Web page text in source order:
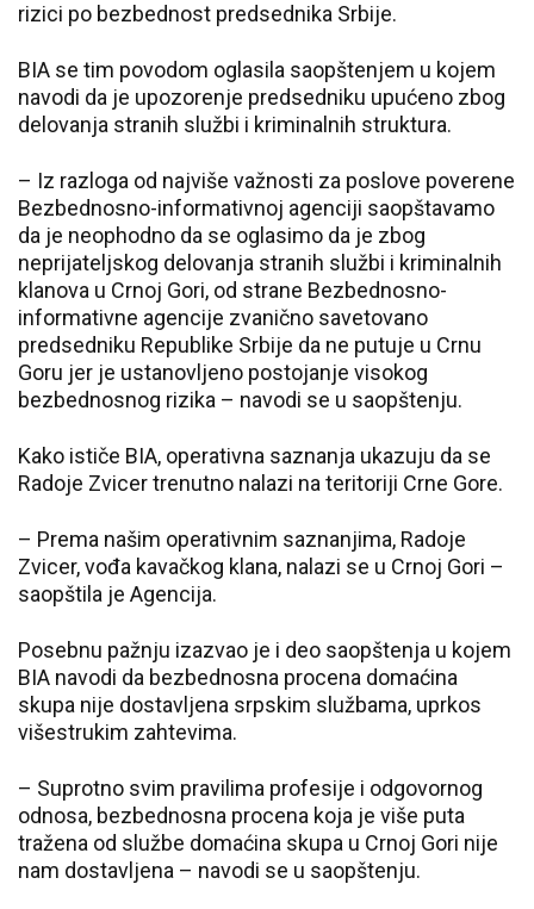
rizici po bezbednost predsednika Srbije.
BIA se tim povodom oglasila saopštenjem u kojem
navodi da je upozorenje predsedniku upućeno zbog
delovanja stranih službi i kriminalnih struktura.
– Iz razloga od najviše važnosti za poslove poverene
Bezbednosno-informativnoj agenciji saopštavamo
da je neophodno da se oglasimo da je zbog
neprijateljskog delovanja stranih službi i kriminalnih
klanova u Crnoj Gori, od strane Bezbednosno-
informativne agencije zvanično savetovano
predsedniku Republike Srbije da ne putuje u Crnu
Goru jer je ustanovljeno postojanje visokog
bezbednosnog rizika – navodi se u saopštenju.
Kako ističe BIA, operativna saznanja ukazuju da se
Radoje Zvicer trenutno nalazi na teritoriji Crne Gore.
– Prema našim operativnim saznanjima, Radoje
Zvicer, vođa kavačkog klana, nalazi se u Crnoj Gori –
saopštila je Agencija.
Posebnu pažnju izazvao je i deo saopštenja u kojem
BIA navodi da bezbednosna procena domaćina
skupa nije dostavljena srpskim službama, uprkos
višestrukim zahtevima.
– Suprotno svim pravilima profesije i odgovornog
odnosa, bezbednosna procena koja je više puta
tražena od službe domaćina skupa u Crnoj Gori nije
nam dostavljena – navodi se u saopštenju.